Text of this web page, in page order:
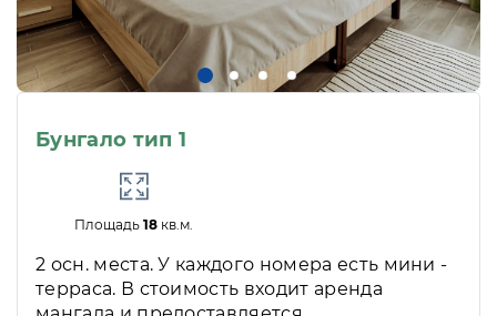
Бунгало тип 1
Площадь18 кв.м.
2 осн. места. У каждого номера есть мини -
терраса. В стоимость входит аренда